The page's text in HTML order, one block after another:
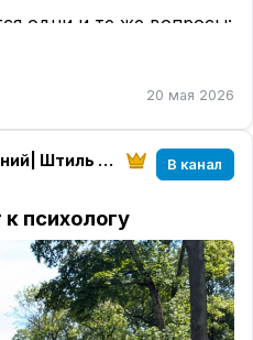
одни и те же вопросы:
один начинает
цепляться, а второй
и отдаляться.
и снова будет
отношения.📌
20 мая 2026
Психология отношений| Штиль в душе В канал
психологу